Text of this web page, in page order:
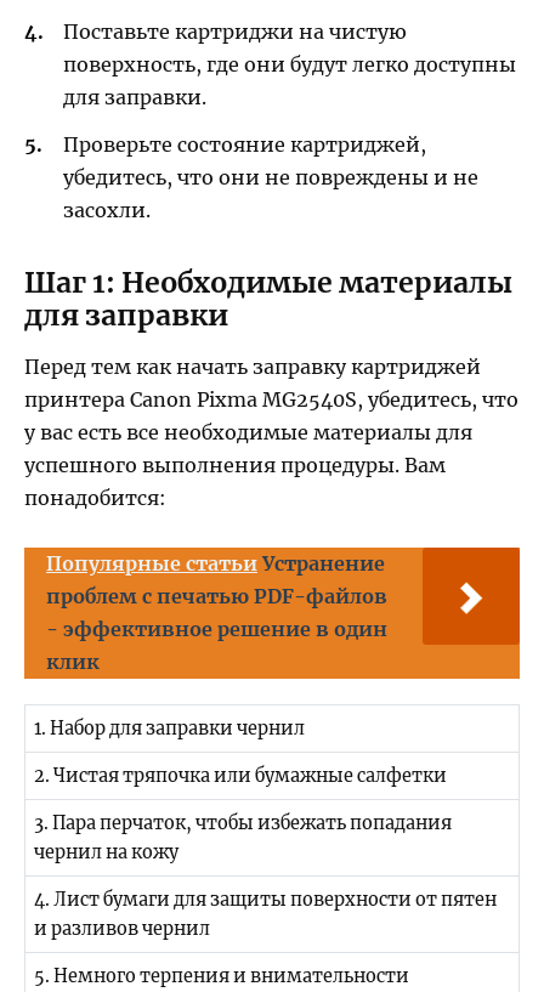
Поставьте картриджи на чистую
поверхность, где они будут легко доступны
для заправки.
Проверьте состояние картриджей,
убедитесь, что они не повреждены и не
засохли.
Шаг 1: Необходимые материалы
для заправки
Перед тем как начать заправку картриджей
принтера Canon Pixma MG2540S, убедитесь, что
у вас есть все необходимые материалы для
успешного выполнения процедуры. Вам
понадобится:
Популярные статьи Устранение
проблем с печатью PDF-файлов
- эффективное решение в один
клик
1. Набор для заправки чернил
2. Чистая тряпочка или бумажные салфетки
3. Пара перчаток, чтобы избежать попадания
чернил на кожу
4. Лист бумаги для защиты поверхности от пятен
и разливов чернил
5. Немного терпения и внимательности